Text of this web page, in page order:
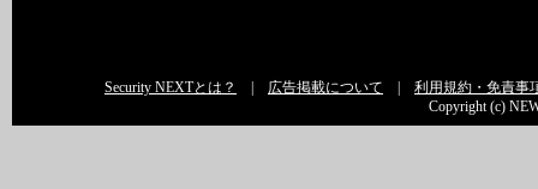
Security NEXTとは？ 広告掲載について
利用規約・免責事
Copyright (c)